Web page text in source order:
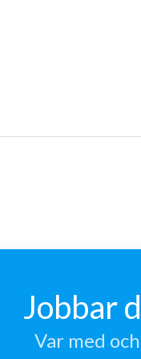
Jobbar
Var med